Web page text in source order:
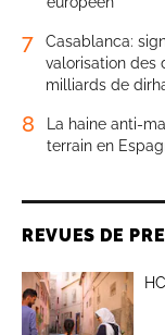
7
Casablanca:
valorisation des
milliards de
8
La haine anti-
terrain en
REVUES DE